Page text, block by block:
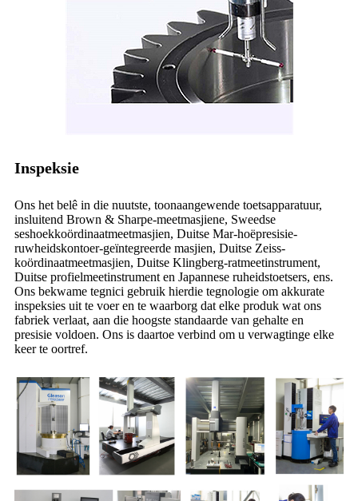
Inspeksie
Ons het belê in die nuutste, toonaangewende toetsapparatuur,
insluitend Brown & Sharpe-meetmasjiene, Sweedse
seshoekkoördinaatmeetmasjien, Duitse Mar-hoëpresisie-
ruwheidskontoer-geïntegreerde masjien, Duitse Zeiss-
koördinaatmeetmasjien, Duitse Klingberg-ratmeetinstrument,
Duitse profielmeetinstrument en Japannese ruheidstoetsers, ens.
Ons bekwame tegnici gebruik hierdie tegnologie om akkurate
inspeksies uit te voer en te waarborg dat elke produk wat ons
fabriek verlaat, aan die hoogste standaarde van gehalte en
presisie voldoen. Ons is daartoe verbind om u verwagtinge elke
keer te oortref.